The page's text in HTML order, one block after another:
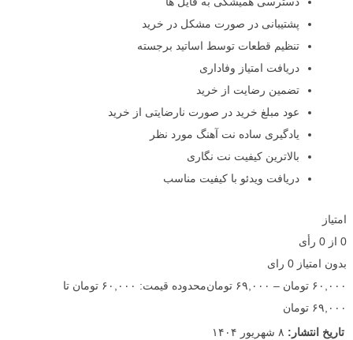
پشتیبانی در صورت مشکل در خرید
تنظیم قطعات توسط اساتید برجسته
دریافت امتیاز وفاداری
تضمین رضایت از خرید
عود مبلغ خرید در صورت نارضایتی از خرید
یادگیری ساده نت آهنگ مورد نظر
بالاترین کیفیت نت نگاری
دریافت ویدئو با کیفیت مناسب
امتیاز
0 از 0 رأی
بدون امتیاز 0 رای
۶۰,۰۰۰ تومان – ۶۹,۰۰۰ تومان
محدوده قیمت: ۶۰,۰۰۰ تومان تا
۶۹,۰۰۰ تومان
تاریخ انتشار: ۸ شهریور ۱۴۰۴